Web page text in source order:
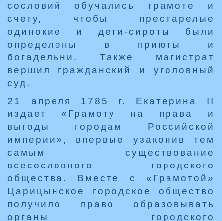
сословий обучались грамоте и
счету, чтобы престарелые
одинокие и дети-сироты были
определены в приюты и
богадельни. Также магистрат
вершил гражданский и уголовный
суд.
21 апреля 1785 г. Екатерина II
издает «Грамоту на права и
выгоды городам Российской
империи», впервые узаконив тем
самым существование
всесословного городского
общества. Вместе с «Грамотой»
Царицынское городское общество
получило право образовывать
органы городского